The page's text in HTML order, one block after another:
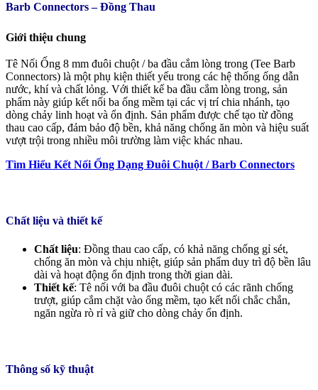
Barb Connectors – Đồng Thau
Giới thiệu chung
Tê Nối Ống 8 mm đuôi chuột / ba đầu cắm lòng trong (Tee Barb
Connectors) là một phụ kiện thiết yếu trong các hệ thống ống dẫn
nước, khí và chất lỏng. Với thiết kế ba đầu cắm lòng trong, sản
phẩm này giúp kết nối ba ống mềm tại các vị trí chia nhánh, tạo
dòng chảy linh hoạt và ổn định. Sản phẩm được chế tạo từ đồng
thau cao cấp, đảm bảo độ bền, khả năng chống ăn mòn và hiệu suất
vượt trội trong nhiều môi trường làm việc khác nhau.
Tìm Hiểu Kết Nối Ống Dạng Đuôi Chuột / Barb Connectors
Chất liệu và thiết kế
Chất liệu: Đồng thau cao cấp, có khả năng chống gỉ sét,
chống ăn mòn và chịu nhiệt, giúp sản phẩm duy trì độ bền lâu
dài và hoạt động ổn định trong thời gian dài.
Thiết kế: Tê nối với ba đầu đuôi chuột có các rãnh chống
trượt, giúp cắm chặt vào ống mềm, tạo kết nối chắc chắn,
ngăn ngừa rò rỉ và giữ cho dòng chảy ổn định.
Thông số kỹ thuật